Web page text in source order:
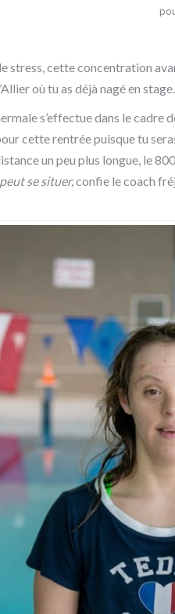
cette concentration
où tu as déjà nagé en stage.
s’effectue dans le cadre
cette rentrée puisque tu
un peu plus longue, le
se situer,confie le coach